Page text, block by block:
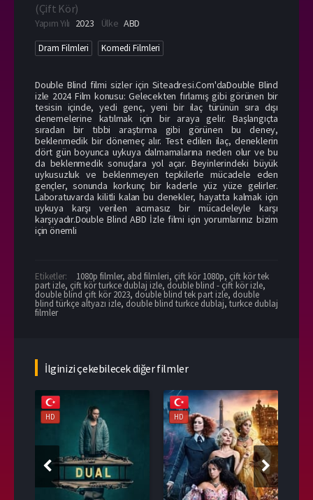
(Çift Kör)
Yapım Yılı 2023 Ülke ABD
Dram Filmleri Komedi Filmleri
Double Blind filmi sizler için Siteadresi.Com'daDouble Blind
izle 2024 Film konusu: Gelecekten fırlamış gibi görünen bir
tesisin içinde, yedi genç, yeni bir ilaç türünün sıra dışı
denemelerine katılmak için bir araya gelir. Başlangıçta
sıradan bir tıbbi araştırma gibi görünen bu deney,
beklenmedik bir dönemeç alır. Test edilen ilaç, deneklerin
dört gün boyunca uykuya dalmamalarına neden olur ve bu
da beklenmedik sonuçlara yol açar. Beyinlerindeki büyük
uykusuzluk ve beklenmeyen tepkilerle mücadele eden
gençler, sonunda korkunç bir kaderle yüz yüze gelirler.
Laboratuvarda kilitli kalan bu denekler, hayatta kalmak için
uykuya karşı verilen acımasız bir mücadeleyle karşı
karşıyadır.Double Blind ABD İzle filmi için yorumlarınız bizim
için önemli
Etiketler: 1080p filmler, abd filmleri, çift kör 1080p, çift kör tek
part izle, çift kör turkce dublaj izle, double blind - çift kör izle,
double blind çift kör 2023, double blind tek part izle, double
blind türkçe altyazı izle, double blind turkce dublaj, turkce dublaj
filmler
İlginizi çekebilecek diğer filmler
HD HD